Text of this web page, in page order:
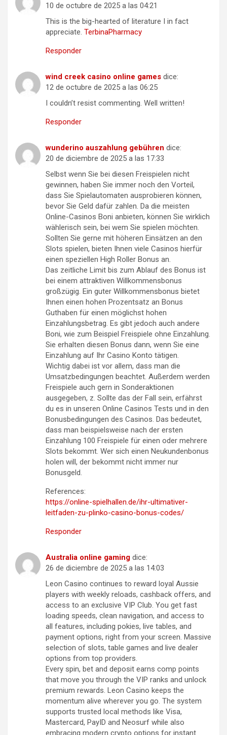
10 de octubre de 2025 a las 04:21
This is the big-hearted of literature I in fact
appreciate. TerbinaPharmacy
Responder
wind creek casino online games dice:
12 de octubre de 2025 a las 06:25
I couldn’t resist commenting. Well written!
Responder
wunderino auszahlung gebühren dice:
20 de diciembre de 2025 a las 17:33
Selbst wenn Sie bei diesen Freispielen nicht
gewinnen, haben Sie immer noch den Vorteil,
dass Sie Spielautomaten ausprobieren können,
bevor Sie Geld dafür zahlen. Da die meisten
Online-Casinos Boni anbieten, können Sie wirklich
wählerisch sein, bei wem Sie spielen möchten.
Sollten Sie gerne mit höheren Einsätzen an den
Slots spielen, bieten Ihnen viele Casinos hierfür
einen speziellen High Roller Bonus an.
Das zeitliche Limit bis zum Ablauf des Bonus ist
bei einem attraktiven Willkommensbonus
großzügig. Ein guter Willkommensbonus bietet
Ihnen einen hohen Prozentsatz an Bonus
Guthaben für einen möglichst hohen
Einzahlungsbetrag. Es gibt jedoch auch andere
Boni, wie zum Beispiel Freispiele ohne Einzahlung.
Sie erhalten diesen Bonus dann, wenn Sie eine
Einzahlung auf Ihr Casino Konto tätigen.
Wichtig dabei ist vor allem, dass man die
Umsatzbedingungen beachtet. Außerdem werden
Freispiele auch gern in Sonderaktionen
ausgegeben, z. Sollte das der Fall sein, erfährst
du es in unseren Online Casinos Tests und in den
Bonusbedingungen des Casinos. Das bedeutet,
dass man beispielsweise nach der ersten
Einzahlung 100 Freispiele für einen oder mehrere
Slots bekommt. Wer sich einen Neukundenbonus
holen will, der bekommt nicht immer nur
Bonusgeld.
References:
https://online-spielhallen.de/ihr-ultimativer-
leitfaden-zu-plinko-casino-bonus-codes/
Responder
Australia online gaming dice:
26 de diciembre de 2025 a las 14:03
Leon Casino continues to reward loyal Aussie
players with weekly reloads, cashback offers, and
access to an exclusive VIP Club. You get fast
loading speeds, clean navigation, and access to
all features, including pokies, live tables, and
payment options, right from your screen. Massive
selection of slots, table games and live dealer
options from top providers.
Every spin, bet and deposit earns comp points
that move you through the VIP ranks and unlock
premium rewards. Leon Casino keeps the
momentum alive wherever you go. The system
supports trusted local methods like Visa,
Mastercard, PayID and Neosurf while also
embracing modern crypto options for instant